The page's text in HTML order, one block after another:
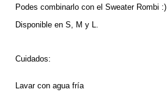
Podes combinarlo con el Sweater Rombi :)
Disponible en S, M y L.
Cuidados:
Lavar con agua fría